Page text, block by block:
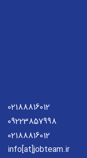
02188816012
09223857998
02188816012
info[at]jobteam.ir